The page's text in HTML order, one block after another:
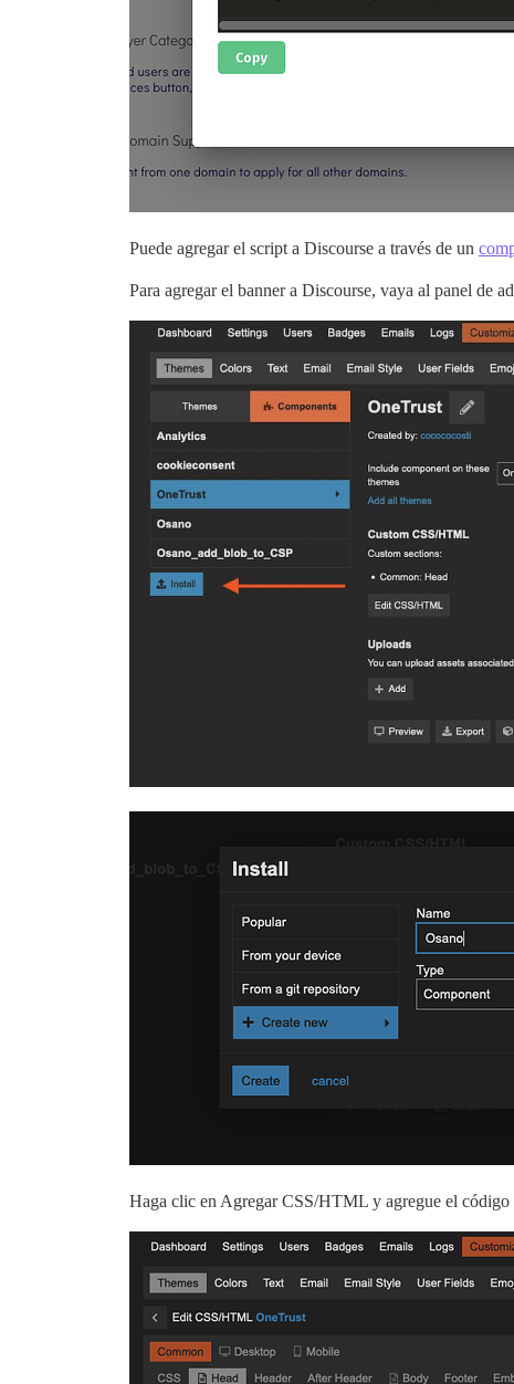
Puede agregar el script a Discourse a través de un
Para agregar el banner a Discourse, vaya al panel de
Haga clic en Agregar CSS/HTML y agregue el código